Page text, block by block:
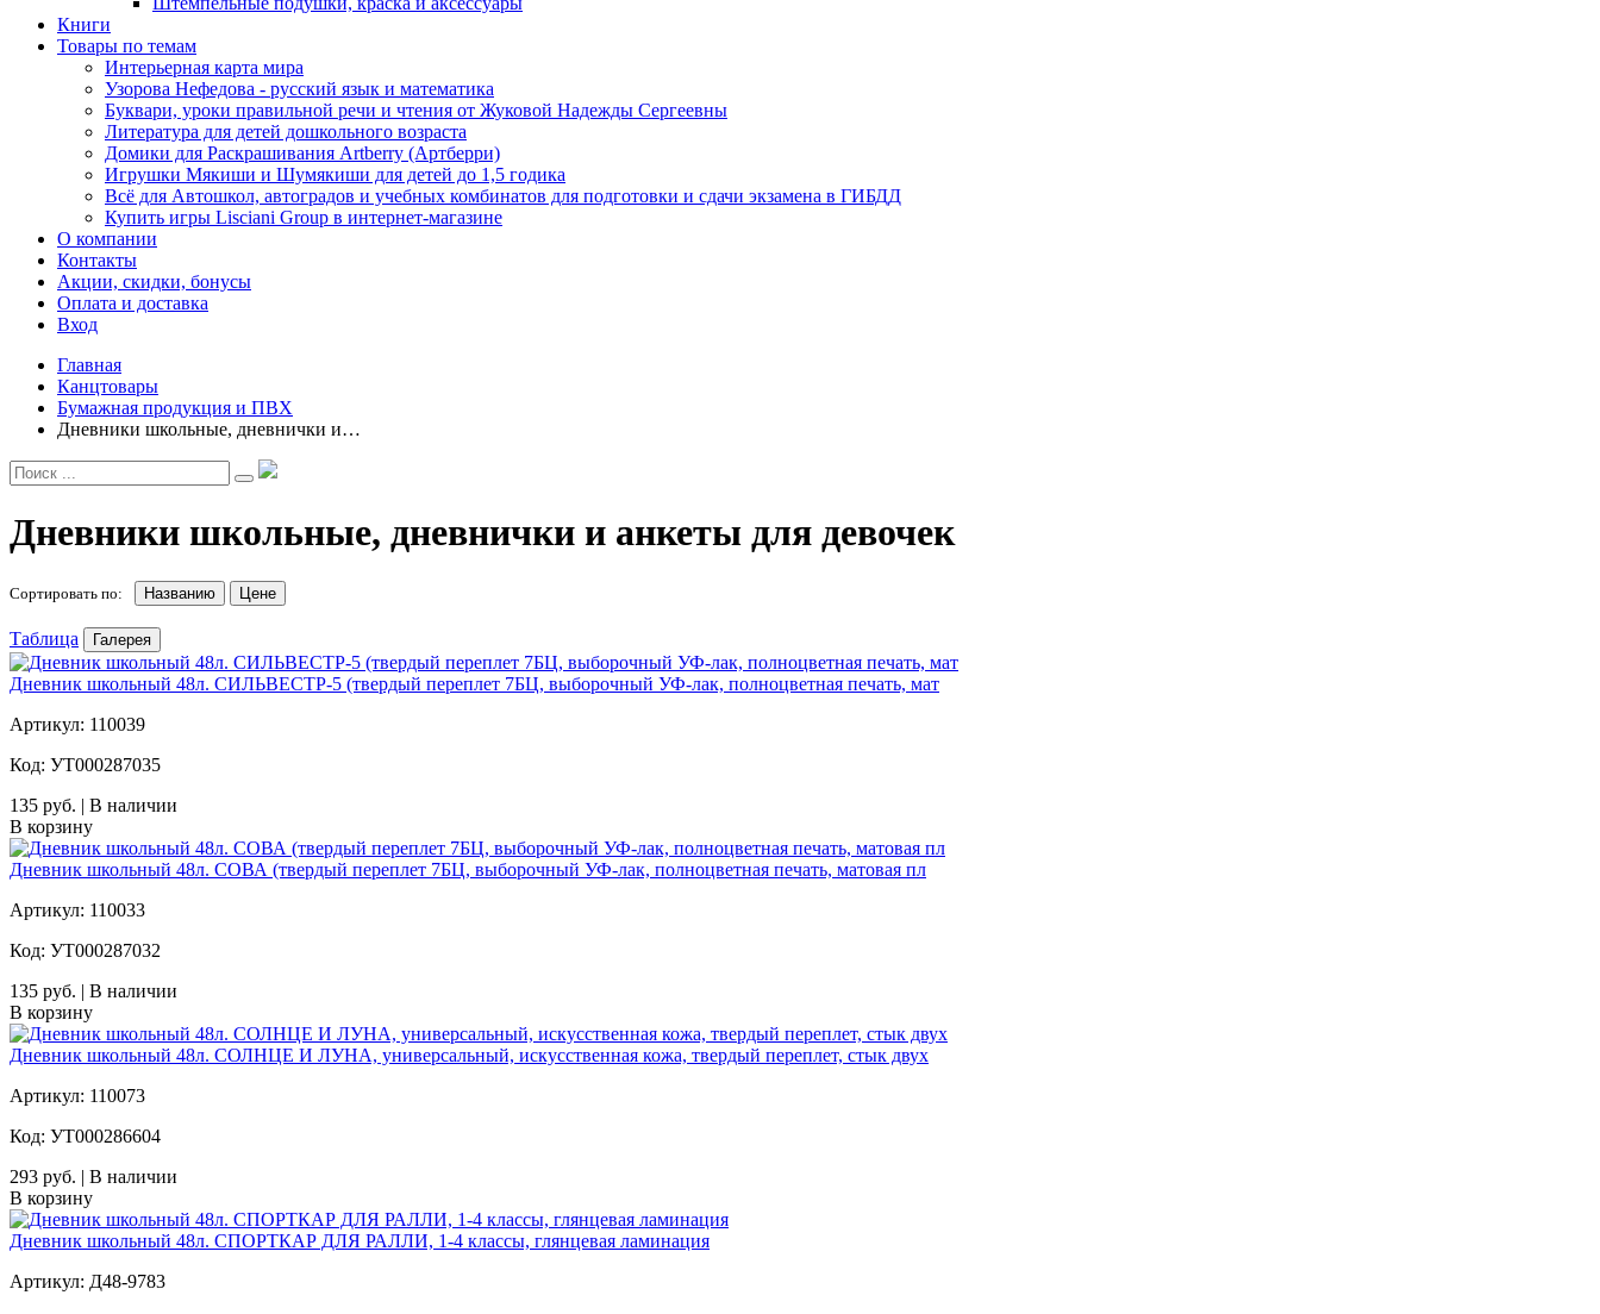
Книги
Товары по темам
Интерьерная карта мира
Узорова Нефедова - русский язык и математика
Буквари, уроки правильной речи и чтения от Жуковой Надежды Сергеевны
Литература для детей дошкольного возраста
Домики для Раскрашивания Artberry (Артберри)
Игрушки Мякиши и Шумякиши для детей до 1,5 годика
Всё для Автошкол, автоградов и учебных комбинатов для подготовки и сдачи экзамена в ГИБДД
Купить игры Lisciani Group в интернет-магазине
О компании
Контакты
Акции, скидки, бонусы
Оплата и доставка
Вход
Главная
Канцтовары
Бумажная продукция и ПВХ
Дневники школьные, дневнички и…
Дневники школьные, дневнички и анкеты для девочек
Сортировать по: Названию Цене
Таблица Галерея
Дневник школьный 48л. СИЛЬВЕСТР-5 (твердый переплет 7БЦ, выборочный УФ-лак, полноцветная печать, мат
Артикул: 110039
Код: УТ000287035
135 руб. | В наличии
В корзину
Дневник школьный 48л. СОВА (твердый переплет 7БЦ, выборочный УФ-лак, полноцветная печать, матовая пл
Артикул: 110033
Код: УТ000287032
135 руб. | В наличии
В корзину
Дневник школьный 48л. СОЛНЦЕ И ЛУНА, универсальный, искусственная кожа, твердый переплет, стык двух
Артикул: 110073
Код: УТ000286604
293 руб. | В наличии
В корзину
Дневник школьный 48л. СПОРТКАР ДЛЯ РАЛЛИ, 1-4 классы, глянцевая ламинация
Артикул: Д48-9783